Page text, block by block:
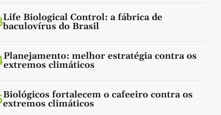
Life Biological Control: a fábrica de
baculovírus do Brasil
Planejamento: melhor estratégia contra os
extremos climáticos
Biológicos fortalecem o cafeeiro contra os
extremos climáticos